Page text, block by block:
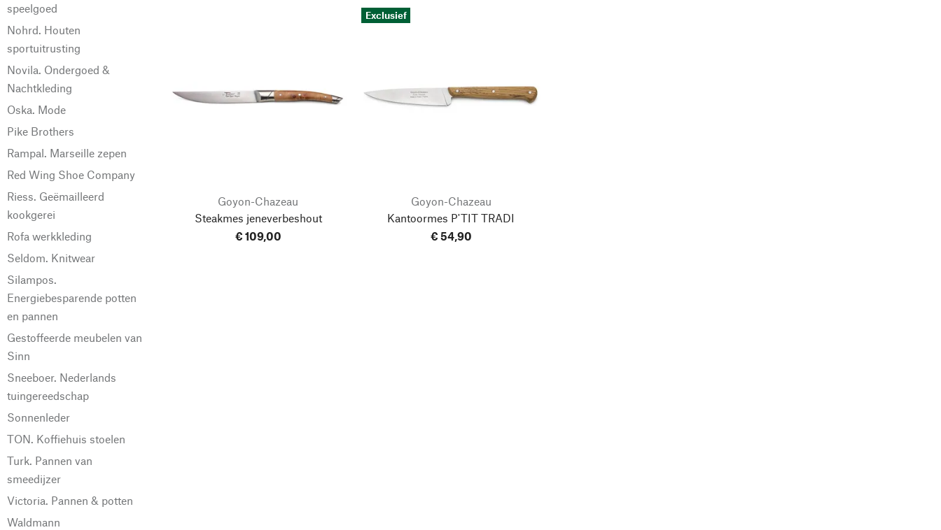
speelgoed
Nohrd. Houten
sportuitrusting
Novila. Ondergoed &
Nachtkleding
Oska. Mode
Pike Brothers
Rampal. Marseille zepen
Red Wing Shoe Company
Riess. Geëmailleerd
kookgerei
Rofa werkkleding
Seldom. Knitwear
Silampos.
Energiebesparende potten
en pannen
Gestoffeerde meubelen van
Sinn
Sneeboer. Nederlands
tuingereedschap
Sonnenleder
TON. Koffiehuis stoelen
Turk. Pannen van
smeedijzer
Victoria. Pannen & potten
Waldmann
Goyon-Chazeau
Steakmes jeneverbeshout
€ 109,00
Exclusief
Goyon-Chazeau
Kantoormes P'TIT TRADI
€ 54,90